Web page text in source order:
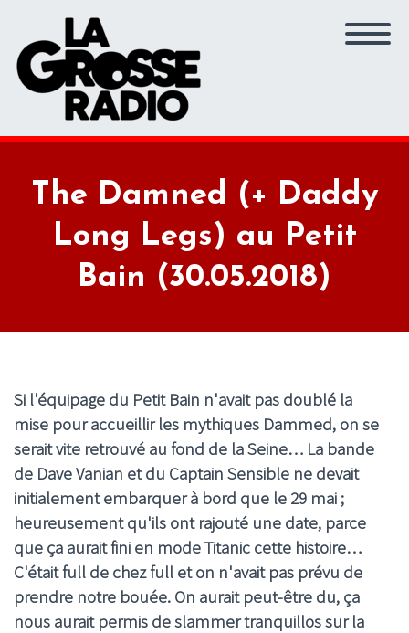
The Damned (+ Daddy
Long Legs) au Petit
Bain (30.05.2018)
Si l'équipage du Petit Bain n'avait pas doublé la
mise pour accueillir les mythiques Dammed, on se
serait vite retrouvé au fond de la Seine… La bande
de Dave Vanian et du Captain Sensible ne devait
initialement embarquer à bord que le 29 mai ;
heureusement qu'ils ont rajouté une date, parce
que ça aurait fini en mode Titanic cette histoire…
C'était full de chez full et on n'avait pas prévu de
prendre notre bouée. On aurait peut-être du, ça
nous aurait permis de slammer tranquillos sur la